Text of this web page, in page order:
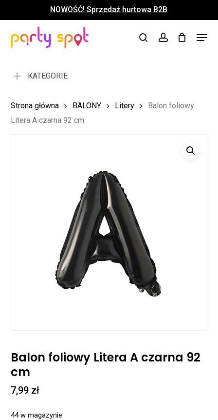
to
content
NOWOŚĆ! Sprzedaż hurtowa B2B
searchaccount
Menu
Koszyk Close
KATEGORIE
Strona główna BALONY Litery
Balon foliowy
Litera A czarna 92 cm
Balon foliowy Litera A czarna 92
cm
7,99 zł
44 w magazynie
Menu